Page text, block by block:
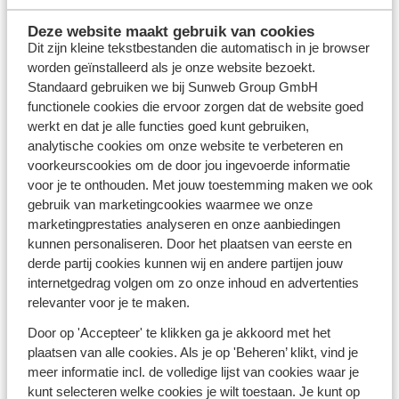
Deze website maakt gebruik van cookies
Dit zijn kleine tekstbestanden die automatisch in je browser
worden geïnstalleerd als je onze website bezoekt.
Standaard gebruiken we bij Sunweb Group GmbH
functionele cookies die ervoor zorgen dat de website goed
werkt en dat je alle functies goed kunt gebruiken,
analytische cookies om onze website te verbeteren en
voorkeurscookies om de door jou ingevoerde informatie
voor je te onthouden. Met jouw toestemming maken we ook
gebruik van marketingcookies waarmee we onze
marketingprestaties analyseren en onze aanbiedingen
kunnen personaliseren. Door het plaatsen van eerste en
derde partij cookies kunnen wij en andere partijen jouw
internetgedrag volgen om zo onze inhoud en advertenties
relevanter voor je te maken.
Door op 'Accepteer' te klikken ga je akkoord met het
plaatsen van alle cookies. Als je op 'Beheren’ klikt, vind je
meer informatie incl. de volledige lijst van cookies waar je
kunt selecteren welke cookies je wilt toestaan. Je kunt op
Meerdere chalets naast elkaar
Ook te boeken met halfpension
Meer info